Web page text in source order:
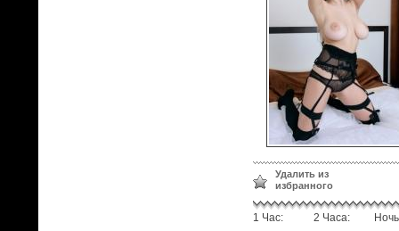
Удалить из
избранного
1 Час: 2 Часа: